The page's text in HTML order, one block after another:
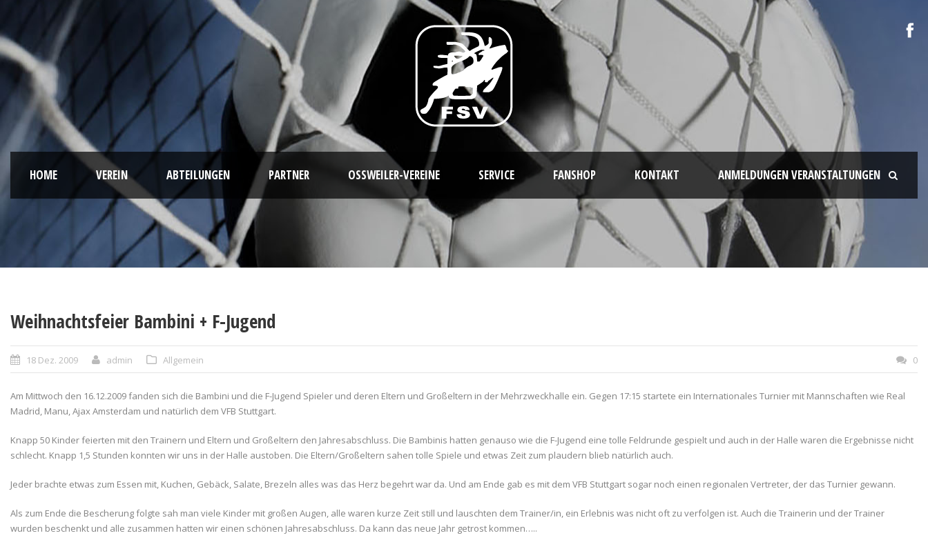
HOME VEREIN ABTEILUNGEN PARTNER OSSWEILER-VEREINE SERVICE FANSHOP KONTAKT ANMELDUNGEN VERANSTALTUNGEN
Weihnachtsfeier Bambini + F-Jugend
18 Dez. 2009 admin Allgemein 0
Am Mittwoch den 16.12.2009 fanden sich die Bambini und die F-Jugend Spieler und deren Eltern und Großeltern in der Mehrzweckhalle ein. Gegen 17:15 startete ein Internationales Turnier mit Mannschaften wie Real
Madrid, Manu, Ajax Amsterdam und natürlich dem VFB Stuttgart.
Knapp 50 Kinder feierten mit den Trainern und Eltern und Großeltern den Jahresabschluss. Die Bambinis hatten genauso wie die F-Jugend eine tolle Feldrunde gespielt und auch in der Halle waren die Ergebnisse nicht
schlecht. Knapp 1,5 Stunden konnten wir uns in der Halle austoben. Die Eltern/Großeltern sahen tolle Spiele und etwas Zeit zum plaudern blieb natürlich auch.
Jeder brachte etwas zum Essen mit, Kuchen, Gebäck, Salate, Brezeln alles was das Herz begehrt war da. Und am Ende gab es mit dem VFB Stuttgart sogar noch einen regionalen Vertreter, der das Turnier gewann.
Als zum Ende die Bescherung folgte sah man viele Kinder mit großen Augen, alle waren kurze Zeit still und lauschten dem Trainer/in, ein Erlebnis was nicht oft zu verfolgen ist. Auch die Trainerin und der Trainer
wurden beschenkt und alle zusammen hatten wir einen schönen Jahresabschluss. Da kann das neue Jahr getrost kommen…..